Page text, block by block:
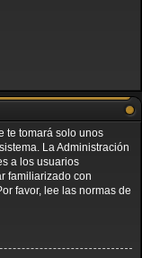
te tomará solo unos
La Administración
a los usuarios
familiarizado con
favor, lee las normas de